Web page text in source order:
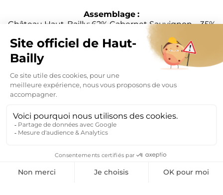
Assemblage :
Château Haut-Bailly: 62% Cabernet Sauvignon – 35%
Merlot – 3% Cabernet Franc
La Parde Haut-Bailly: 48% Cabernet Sauvignon – 32%
Merlot – 20% Cabernet Franc